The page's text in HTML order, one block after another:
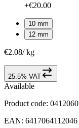
+€20.00
10 mm
12 mm
€2.08/ kg
25.5% VAT
Available
Product code: 0412060
EAN: 6417064112046